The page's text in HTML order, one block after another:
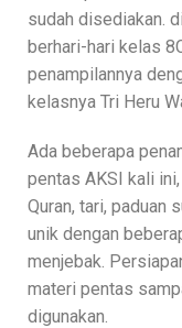
sudah disediakan.
berhari-hari kelas
penampilannya
kelasnya Tri Heru
Ada beberapa
pentas AKSI kali
Quran, tari, paduan
unik dengan
menjebak.
materi pentas
digunakan.